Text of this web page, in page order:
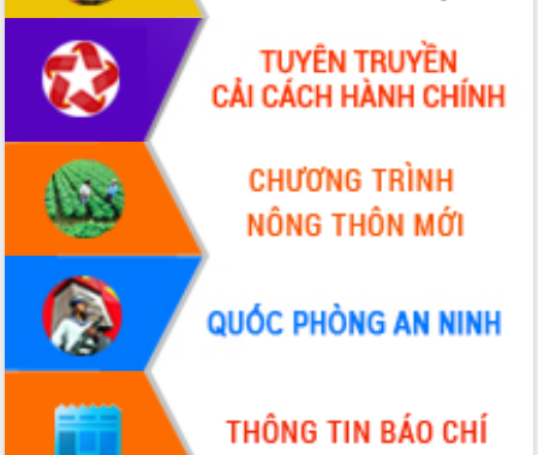
Tăng cường giám sát, đôn đốc thực
hiện nhiệm vụ quản lý tài sản công
hàng tuần
Tháo gỡ những vướng mắc, đẩy mạnh
công tác cải cách thủ tục hành chính
tại Trung tâm Phục vụ hành chính
công tỉnh
Đắk Lắk: Tôn vinh 46 giải pháp tại Hội
thi Sáng tạo Kỹ thuật 2024 - 2025
Đắk Lắk rà soát, điều chỉnh Đề án 190
về phát triển nuôi trồng thủy sản
Phó Chủ tịch UBND tỉnh Đắk Lắk
Trương Công Thái kiểm tra thực địa
Dự án cao tốc Khánh Hòa - Buôn Ma
Thuột
Định vị cà phê Việt Nam như một “di
sản sống” trong dòng chảy toàn cầu